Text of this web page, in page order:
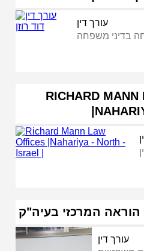
עורך דין
בדיני משפחה
RICHARD MANN
עורך דין